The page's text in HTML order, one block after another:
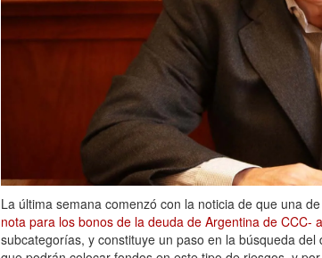
La última semana comenzó con la noticia de que una
nota para los bonos de la deuda de Argentina de CCC-
subcategorías, y constituye un paso en la búsqueda